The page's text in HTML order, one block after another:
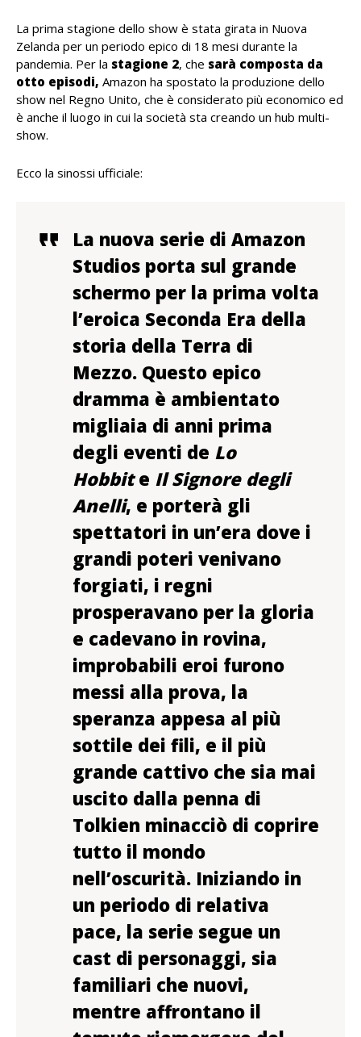
La prima stagione dello show è stata girata in Nuova
Zelanda per un periodo epico di 18 mesi durante la
pandemia. Per la stagione 2, che sarà composta da
otto episodi, Amazon ha spostato la produzione dello
show nel Regno Unito, che è considerato più economico ed
è anche il luogo in cui la società sta creando un hub multi-
show.
Ecco la sinossi ufficiale:
La nuova serie di Amazon
Studios porta sul grande
schermo per la prima volta
l’eroica Seconda Era della
storia della Terra di
Mezzo. Questo epico
dramma è ambientato
migliaia di anni prima
degli eventi de Lo
Hobbite Il Signore degli
Anelli, e porterà gli
spettatori in un’era dove i
grandi poteri venivano
forgiati, i regni
prosperavano per la gloria
e cadevano in rovina,
improbabili eroi furono
messi alla prova, la
speranza appesa al più
sottile dei fili, e il più
grande cattivo che sia mai
uscito dalla penna di
Tolkien minacciò di coprire
tutto il mondo
nell’oscurità. Iniziando in
un periodo di relativa
pace, la serie segue un
cast di personaggi, sia
familiari che nuovi,
mentre affrontano il